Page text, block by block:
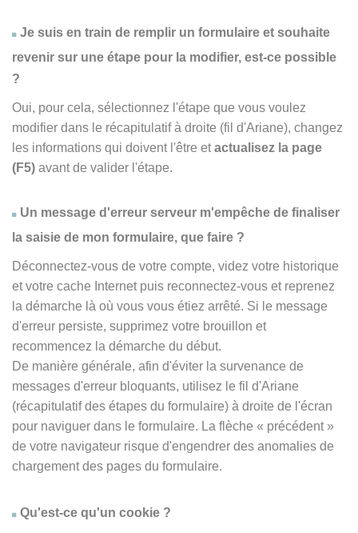
Je suis en train de remplir un formulaire et souhaite
revenir sur une étape pour la modifier, est-ce possible
?
Oui, pour cela, sélectionnez l'étape que vous voulez
modifier dans le récapitulatif à droite (fil d'Ariane), changez
les informations qui doivent l'être etactualisez la page
(F5) avant de valider l'étape.
Un message d'erreur serveur m'empêche de finaliser
la saisie de mon formulaire, que faire ?
Déconnectez-vous de votre compte, videz votre historique
et votre cache Internet puis reconnectez-vous et reprenez
la démarche là où vous vous étiez arrêté. Si le message
d'erreur persiste, supprimez votre brouillon et
recommencez la démarche du début.
De manière générale, afin d'éviter la survenance de
messages d'erreur bloquants, utilisez le fil d'Ariane
(récapitulatif des étapes du formulaire) à droite de l'écran
pour naviguer dans le formulaire. La flèche « précédent »
de votre navigateur risque d'engendrer des anomalies de
chargement des pages du formulaire.
Qu'est-ce qu'un cookie ?